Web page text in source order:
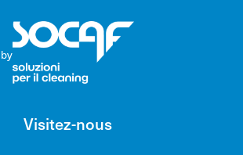
by
Visitez-nous